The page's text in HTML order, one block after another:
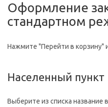
Оформление
стандартном
Нажмите "Перейти в корзину"
Населенный пункт
Выберите из списка название